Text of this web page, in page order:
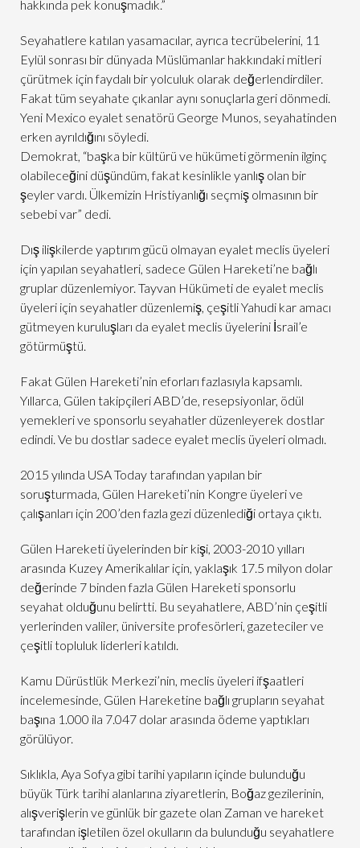
hakkında pek konuşmadık.”
Seyahatlere katılan yasamacılar, ayrıca tecrübelerini, 11
Eylül sonrası bir dünyada Müslümanlar hakkındaki mitleri
çürütmek için faydalı bir yolculuk olarak değerlendirdiler.
Fakat tüm seyahate çıkanlar aynı sonuçlarla geri dönmedi.
Yeni Mexico eyalet senatörü George Munos, seyahatinden
erken ayrıldığını söyledi.
Demokrat, “başka bir kültürü ve hükümeti görmenin ilginç
olabileceğini düşündüm, fakat kesinlikle yanlış olan bir
şeyler vardı. Ülkemizin Hristiyanlığı seçmiş olmasının bir
sebebi var” dedi.
Dış ilişkilerde yaptırım gücü olmayan eyalet meclis üyeleri
için yapılan seyahatleri, sadece Gülen Hareketi’ne bağlı
gruplar düzenlemiyor. Tayvan Hükümeti de eyalet meclis
üyeleri için seyahatler düzenlemiş, çeşitli Yahudi kar amacı
gütmeyen kuruluşları da eyalet meclis üyelerini İsrail’e
götürmüştü.
Fakat Gülen Hareketi’nin eforları fazlasıyla kapsamlı.
Yıllarca, Gülen takipçileri ABD’de, resepsiyonlar, ödül
yemekleri ve sponsorlu seyahatler düzenleyerek dostlar
edindi. Ve bu dostlar sadece eyalet meclis üyeleri olmadı.
2015 yılında USA Today tarafından yapılan bir
soruşturmada, Gülen Hareketi’nin Kongre üyeleri ve
çalışanları için 200’den fazla gezi düzenlediği ortaya çıktı.
Gülen Hareketi üyelerinden bir kişi, 2003-2010 yılları
arasında Kuzey Amerikalılar için, yaklaşık 17.5 milyon dolar
değerinde 7 binden fazla Gülen Hareketi sponsorlu
seyahat olduğunu belirtti. Bu seyahatlere, ABD’nin çeşitli
yerlerinden valiler, üniversite profesörleri, gazeteciler ve
çeşitli topluluk liderleri katıldı.
Kamu Dürüstlük Merkezi’nin, meclis üyeleri ifşaatleri
incelemesinde, Gülen Hareketine bağlı grupların seyahat
başına 1.000 ila 7.047 dolar arasında ödeme yaptıkları
görülüyor.
Sıklıkla, Aya Sofya gibi tarihi yapıların içinde bulunduğu
büyük Türk tarihi alanlarına ziyaretlerin, Boğaz gezilerinin,
alışverişlerin ve günlük bir gazete olan Zaman ve hareket
tarafından işletilen özel okulların da bulunduğu seyahatlere